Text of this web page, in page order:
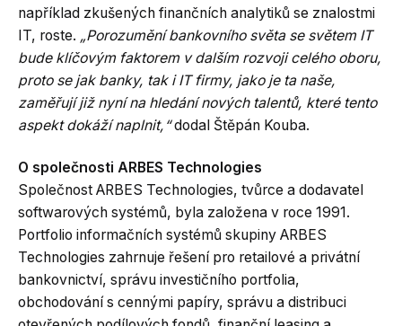
například zkušených finančních analytiků se znalostmi
IT, roste. „Porozumění bankovního světa se světem IT
bude klíčovým faktorem v dalším rozvoji celého oboru,
proto se jak banky, tak i IT firmy, jako je ta naše,
zaměřují již nyní na hledání nových talentů, které tento
aspekt dokáží naplnit,“dodal Štěpán Kouba.
O společnosti ARBES Technologies
Společnost ARBES Technologies, tvůrce a dodavatel
softwarových systémů, byla založena v roce 1991.
Portfolio informačních systémů skupiny ARBES
Technologies zahrnuje řešení pro retailové a privátní
bankovnictví, správu investičního portfolia,
obchodování s cennými papíry, správu a distribuci